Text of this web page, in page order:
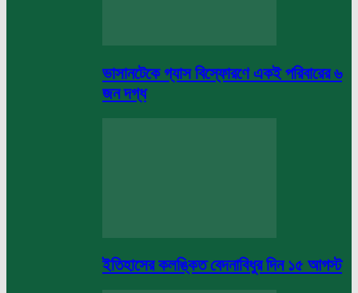
ভাসানটেকে গ্যাস বিস্ফোরণে একই পরিবারের ৬
জন দগ্ধ
ইতিহাসের কলঙ্কিত বেদনাবিধুর দিন ১৫ আগস্ট